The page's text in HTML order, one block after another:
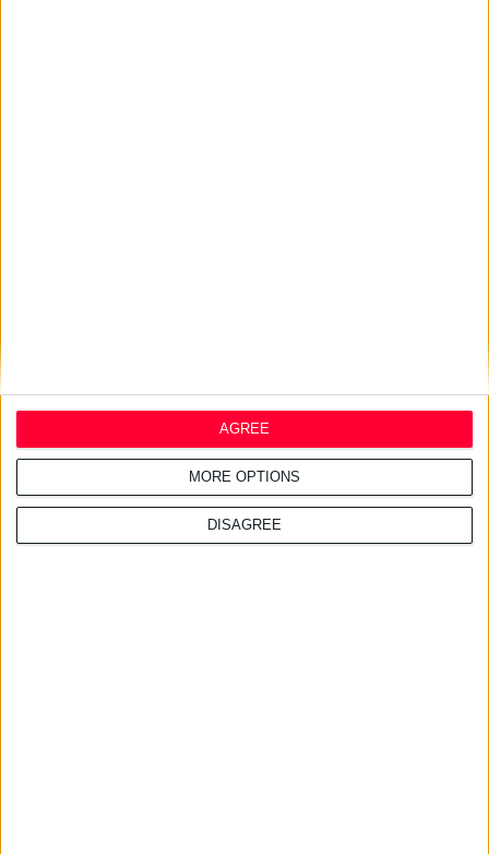
MORE OPTIONS
DISAGREE
AGREE
ΣΥΦΑΚ: Στηρίζει το 6ο
Φεστιβάλ Ξεχασμένου
Παιχνιδιού στο Ηράκλειο